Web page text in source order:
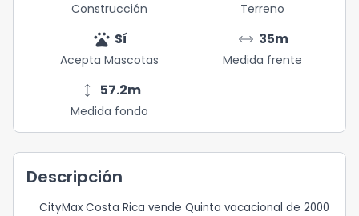
Construcción Terreno
pets Sí
Acepta Mascotas
arrow_range 35m
Medida frente
height 57.2m
Medida fondo
Descripción
CityMax Costa Rica vende Quinta vacacional de 2000